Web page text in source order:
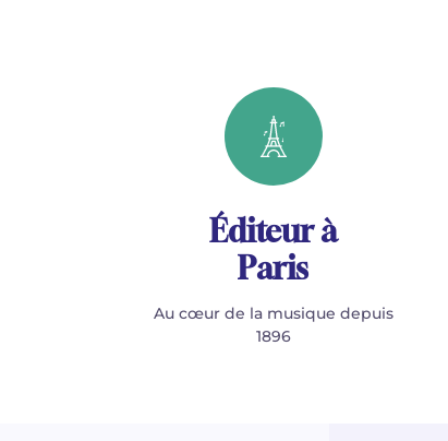
Éditeur à
Paris
Au cœur de la musique depuis
1896